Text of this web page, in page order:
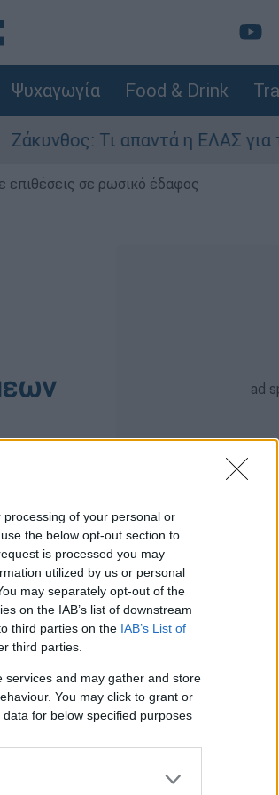
of your personal or
the below opt-out section to
is processed you may
utilized by us or personal
may separately opt-out of the
on the IAB’s list of downstream
third parties on the IAB’s List of
third parties.
services and may gather and store
You may click to grant or
for below specified purposes
Ψυχαγωγία Food & Drink
Τι απαντά η ΕΛΑΣ για
σε ρωσικό έδαφος